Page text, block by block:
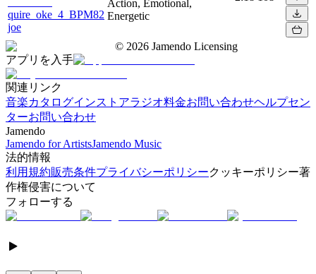
quire_oke_4_BPM82
joe
Action, Emotional,
Energetic
© 2026 Jamendo Licensing
アプリを入手
関連リンク
音楽カタログインストアラジオ料金お問い合わせヘルプセン
ターお問い合わせ
Jamendo
Jamendo for ArtistsJamendo Music
法的情報
利用規約販売条件プライバシーポリシークッキーポリシー著
作権侵害について
フォローする